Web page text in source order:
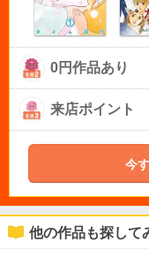
0円作品あり
来店ポイント
今
他の作品も探して